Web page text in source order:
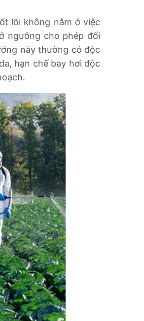
lõi không nằm ở việc
ngưỡng cho phép đối
này thường có độc
hạn chế bay hơi độc